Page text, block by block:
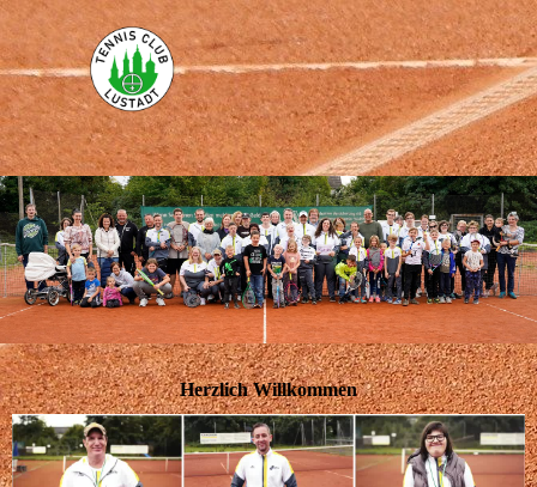
Herzlich Willkommen